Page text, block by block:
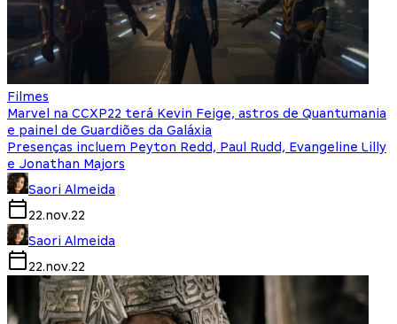
Filmes
Marvel na CCXP22 terá Kevin Feige, astros de Quantumania
e painel de Guardiões da Galáxia
Presenças incluem Peyton Redd, Paul Rudd, Evangeline Lilly
e Jonathan Majors
Saori Almeida
22.nov.22
Saori Almeida
22.nov.22